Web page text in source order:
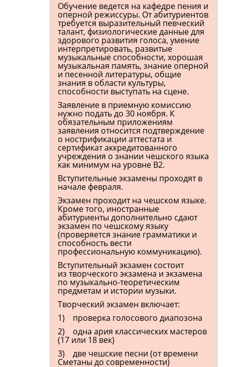
Обучение ведется на кафедре пения и
оперной режиссуры. От абитуриентов
требуется выразительный певческий
талант, физиологические данные для
здорового развития голоса, умение
интерпретировать, развитые
музыкальные способности, хорошая
музыкальная память, знание оперной
и песенной литературы, общие
знания в области культуры,
способности выступать на сцене.
Заявление в приемную комиссию
нужно подать до 30 ноября. К
обязательным приложениям
заявления относится подтверждение
о нострификации аттестата и
сертификат аккредитованного
учреждения о знании чешского языка
как минимум на уровне B2.
Вступительные экзамены проходят в
начале февраля.
Экзамен проходит на чешском языке.
Кроме того, иностранные
абитуриенты дополнительно сдают
экзамен по чешскому языку
(проверяется знание грамматики и
способность вести
профессиональную коммуникацию).
Вступительный экзамен состоит
из творческого экзамена и экзамена
по музыкально-теоретическим
предметам и истории музыки.
Творческий экзамен включает:
1) проверка голосового диапозона
2) одна ария классических мастеров
(17 или 18 век)
3) две чешские песни (от времени
Сметаны до современности)